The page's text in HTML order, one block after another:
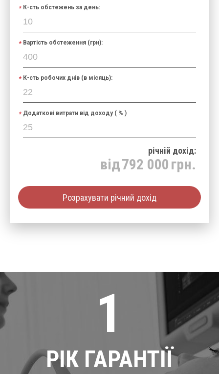
К-сть обстежень за день:
Вартість обстеження (грн):
К-сть робочих днів (в місяць):
Додаткові витрати від доходу ( % )
річнiй дохід:
від792 000 грн.
Розрахувати річний дохід
1
РІК ГАРАНТІЇ